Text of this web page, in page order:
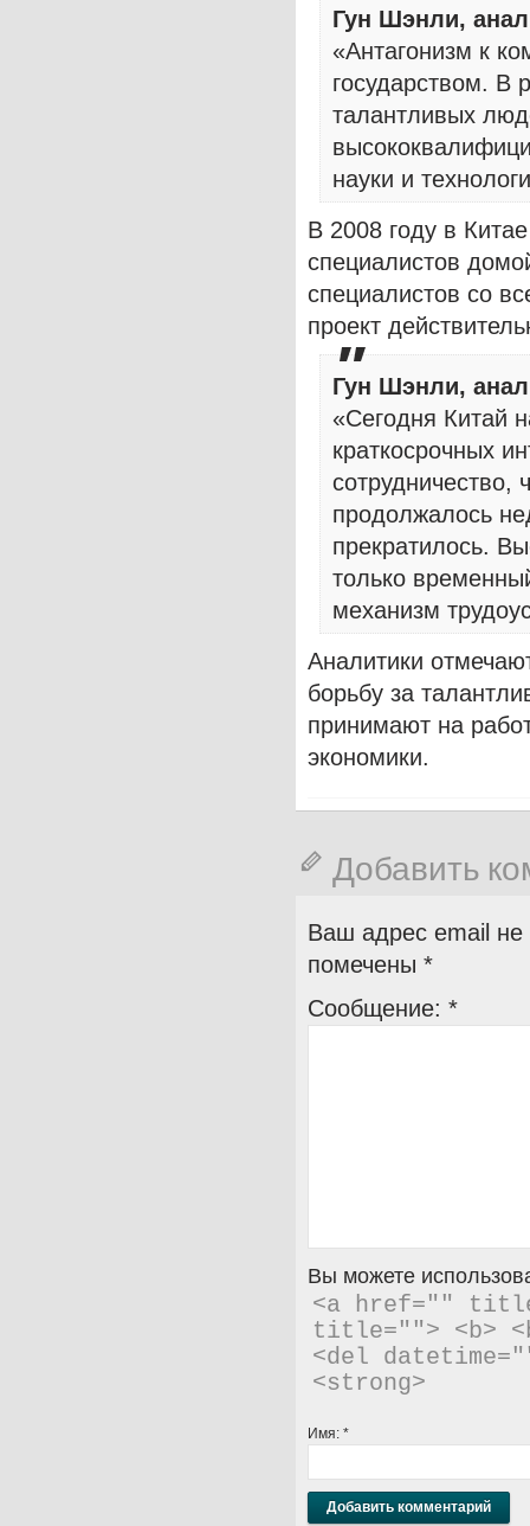
Гун Шэнли,
«Антагонизм к
государством. В
талантливых
науки и
В 2008 году в
специалистов
специалистов со
проект
Гун Шэнли,
«Сегодня Китай
краткосрочных
сотрудничество,
продолжалось
прекратилось.
только
механизм
Аналитики
борьбу за
принимают на
экономики.
Добавить
Ваш адрес email не
помечены *
Сообщение: *
Вы можете
<a href=""
title=""> <b>
<del
<strong>
Имя: *